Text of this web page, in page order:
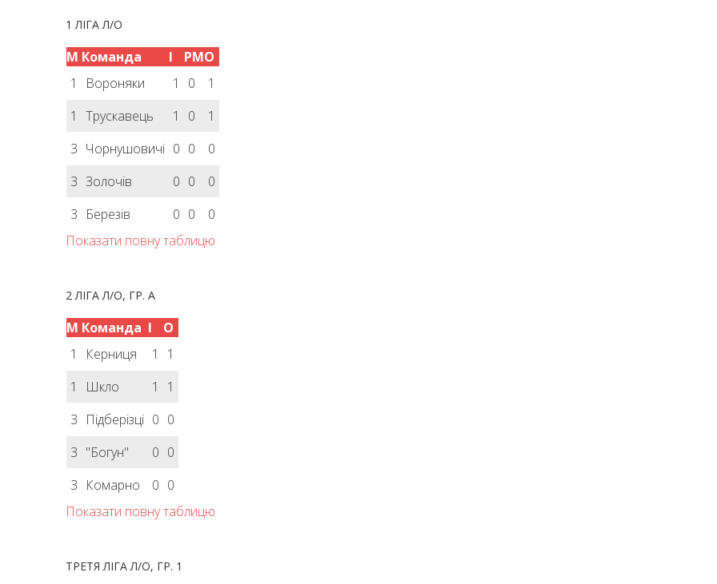
1 ЛІГА Л/О
М Команда І РМО
1
Вороняки 1 0
1
1
Трускавець 1 0
1
3 Чорнушовичі 0 0
0
3 Золочів 0 0
0
3 Березів 0 0
0
Показати повну таблицю
2 ЛІГА Л/О, ГР. А
М Команда І
О
1
Керниця 1
1
1
Шкло 1
1
3 Підберізці 0 0
3 "Богун" 0 0
3 Комарно 0 0
Показати повну таблицю
ТРЕТЯ ЛІГА Л/О, ГР. 1